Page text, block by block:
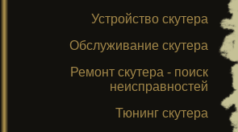
Устройство скутера
Обслуживание скутера
Ремонт скутера - поиск
неисправностей
Тюнинг скутера